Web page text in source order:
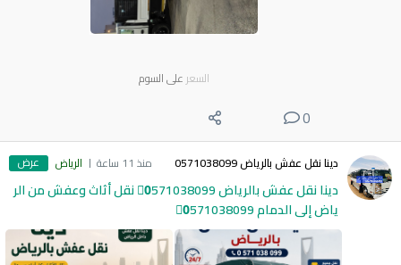
السعر على السوم
0
دينا نقل عفش بالرياض 0571038099 منذ 11 ساعة الرياض عرض
دينا نقل عفش بالرياض 0َ571038099 نقل أثاث وعفش من الر
ياض إلى الدمام 0َ571038099